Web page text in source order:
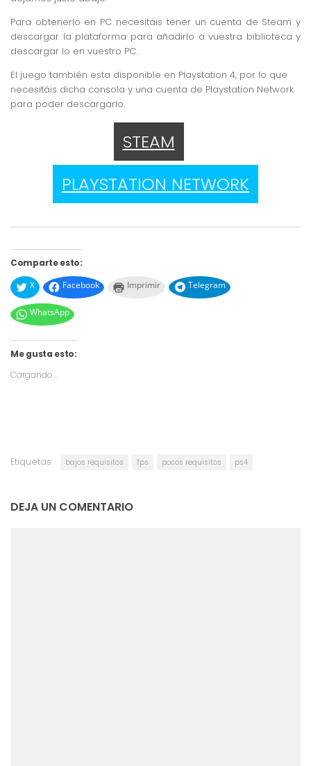
Para obtenerlo en PC necesitáis tener un cuenta de Steam y
descargar la plataforma para añadirlo a vuestra biblioteca y
descargar lo en vuestro PC.
El juego también esta disponible en Playstation 4, por lo que
necesitáis dicha consola y una cuenta de Playstation Network
para poder descargarlo.
STEAM
PLAYSTATION NETWORK
Comparte esto:
X
Facebook Imprimir Telegram
WhatsApp
Me gusta esto:
Cargando...
Etiquetas: bajos requisitos fps pocos requisitos ps4
DEJA UN COMENTARIO